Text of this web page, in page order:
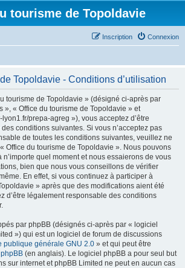
tourisme de Topoldavie
Connexion
Inscription
Topoldavie - Conditions d’utilisation
tourisme de Topoldavie » (désigné ci-après par
», « Office du tourisme de Topoldavie » et
prepa-agreg »), vous acceptez d’être
conditions suivantes. Si vous n’acceptez pas
de toutes les conditions suivantes, veuillez ne
Office du tourisme de Topoldavie ». Nous pouvons
quel moment et nous essaierons de vous
bien que nous vous conseillons de vérifier
En effet, si vous continuez à participer à
» après que des modifications aient été
d’être légalement responsable des conditions
par phpBB (désignés ci-après par « logiciel
») qui est un logiciel de forum de discussions
publique générale GNU 2.0 » et qui peut être
(en anglais). Le logiciel phpBB a pour seul but
sur internet et phpBB Limited ne peut en aucun cas